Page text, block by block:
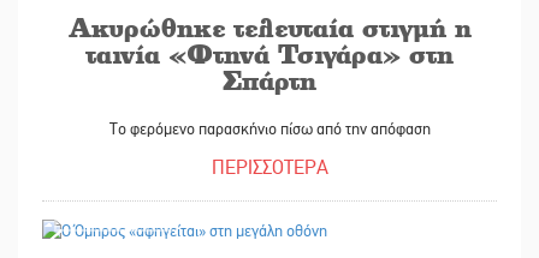
Ακυρώθηκε τελευταία στιγμή η
ταινία «Φτηνά Τσιγάρα» στη
Σπάρτη
Το φερόμενο παρασκήνιο πίσω από την απόφαση
ΠΕΡΙΣΣΟΤΕΡΑ